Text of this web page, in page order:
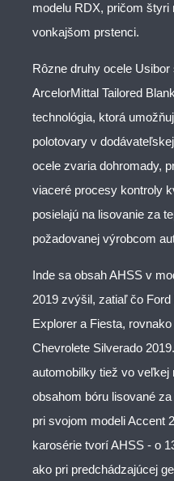
modelu RDX, pričom štyri
vonkajšom prstenci.
Rôzne druhy ocele
ArcelorMittal Tailored
technológia, ktorá
polotovary v
ocele zvaria dohromady,
viaceré procesy kontroly
posielajú na lisovanie za
požadovanej výrobcom
Inde sa obsah AHSS v
2019 zvýšil, zatiaľ čo
Explorer a Fiesta,
Chevrolete Silverado
automobilky tiež vo
obsahom bóru lisované
pri svojom modeli Accent
karosérie tvorí AHSS - o
ako pri predchádzajúcej